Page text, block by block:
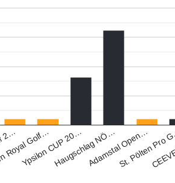
Golf…
Ypsilon CUP 20…Haugschlag NÖ…Adamstal Open…
St. Pölten